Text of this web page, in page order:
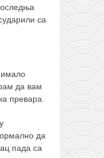
са
имало
да вам
превара.
да
пада са